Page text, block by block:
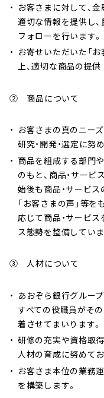
お客さまに対して、
適切な情報を提供し
フォローを行います。
お寄せいただいた「
上、適切な商品の提供
② 商品について
お客さまの真のニー
研究・開発・選定に努
商品を組成する部門
のもと、商品・サー
始後も商品・サービ
「お客さまの声」等
応じて商品・サービ
ス態勢を整備していま
③ 人材について
あおぞら銀行グルー
すべての役職員がそ
着させてまいります。
研修の充実や資格取
人材の育成に努めてお
お客さま本位の業務
を構築します。